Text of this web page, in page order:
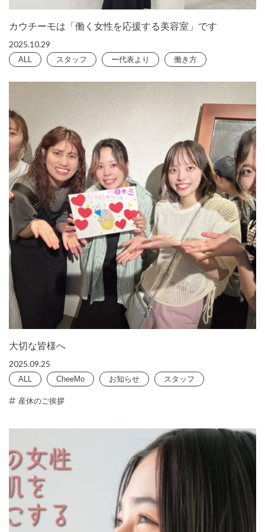
カウチーモは「働く女性を応援する美容室」です
2025.10.29
ALL スタッフ ー代表より 働き方
大切な皆様へ
2025.09.25
ALL CheeMo お知らせ スタッフ
産休のご挨拶